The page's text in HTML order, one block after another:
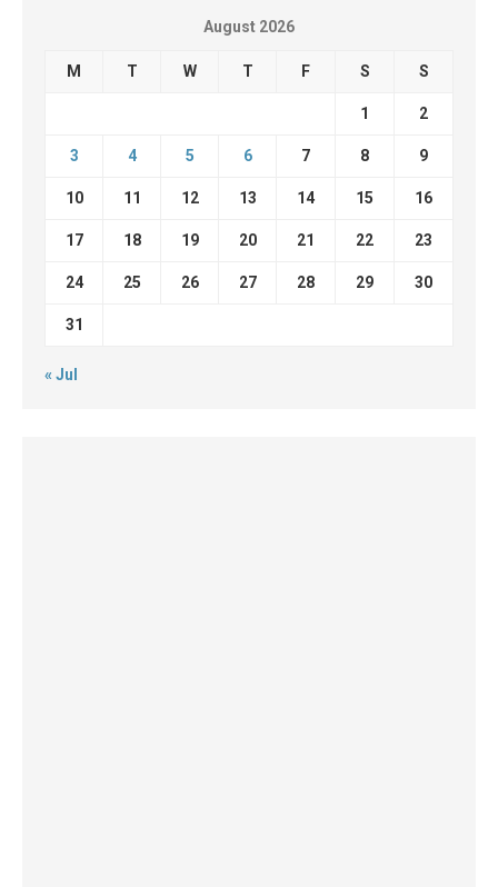
August 2026
M T W T F S S
1 2
3 4 5 6 7 8 9
10 11 12 13 14 15 16
17 18 19 20 21 22 23
24 25 26 27 28 29 30
31
« Jul